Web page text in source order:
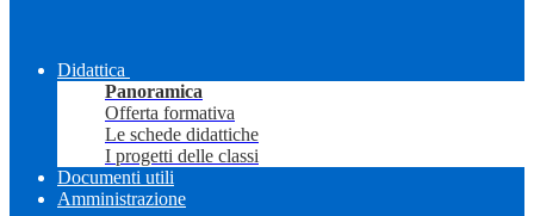
Didattica
Panoramica
Offerta formativa
Le schede didattiche
I progetti delle classi
Documenti utili
Amministrazione